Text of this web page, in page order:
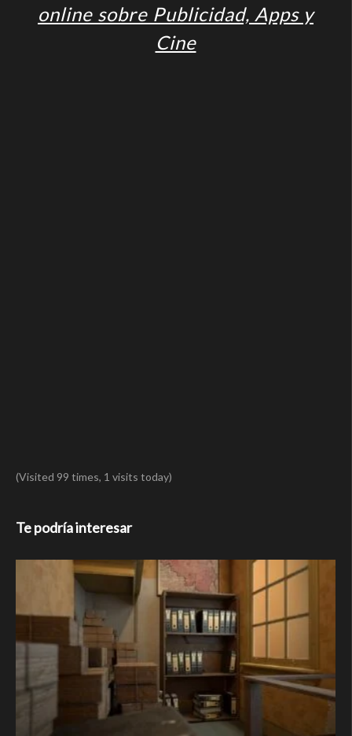
online sobre Publicidad, Apps y
Cine
(Visited 99 times, 1 visits today)
Te podría interesar